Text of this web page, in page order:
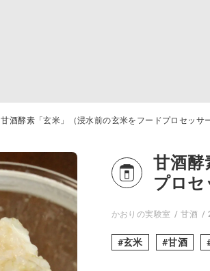
甘酒酵素「玄米」（浸水前の玄米をフードプロセッサ
甘酒
プロ
かおりの実験室 甘酒
玄米 甘酒